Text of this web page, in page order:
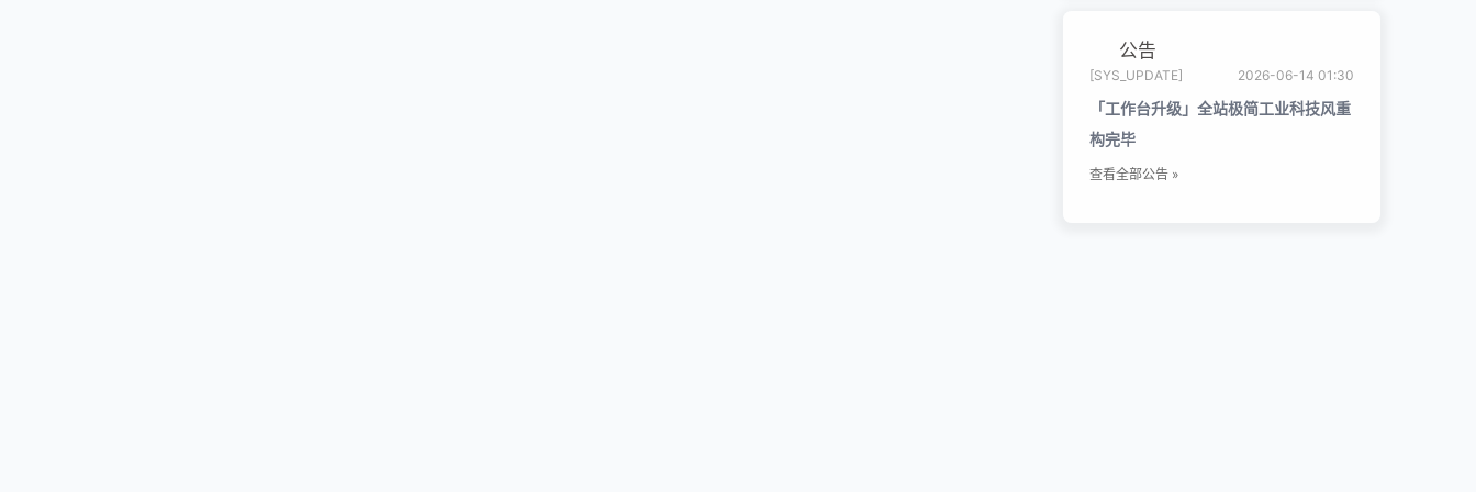
公告
[SYS_UPDATE] 2026-06-14 01:30
「工作台升级」全站极简工业科技风重
构完毕
查看全部公告 »